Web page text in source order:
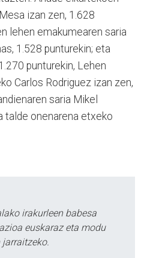
izan zen, 1.628
lehen emakumearen saria
1.528 punturekin; eta
punturekin, Lehen
Carlos Rodriguez izan zen,
saria Mikel
talde onenarena etxeko
irakurleen babesa
euskaraz eta modu